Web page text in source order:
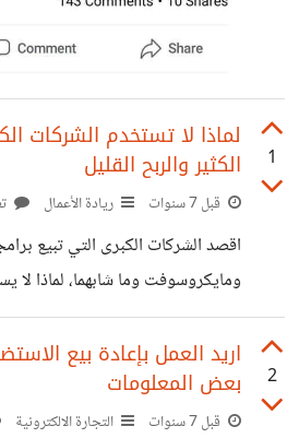
1
لماذا لا تستخدم الشركات
الكثير والربح القليل
قبل 7 سنوات ريادة الأعمال
اقصد الشركات الكبرى التي تبيع
ومايكروسوفت وما شابهما، لماذا لا
التي تدفع الشباب لاستخدام
السعر بشكل كبير وربما وسائل
اننا نواجه مشاكل كبيرة في وسائل
اسهل فلن نكون مستعدين لدفع تلك
2
اريد العمل بإعادة بيع
بعض المعلومات
قبل 7 سنوات التجارة الالكترونية